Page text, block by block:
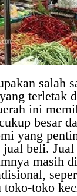
salah
terletak
ini
besar
yang
jual beli.
masih
toko-toko